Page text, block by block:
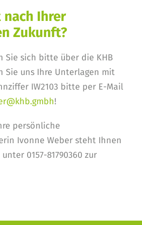
Ihrer
Zukunft?
Sie sich bitte über die KHB
Sie uns Ihre Unterlagen mit
IW2103 bitte per E-Mail
!
persönliche
Ivonne Weber steht Ihnen
0157-81790360 zur